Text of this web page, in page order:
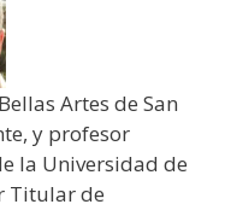
Artes de San
y profesor
la Universidad de
Titular de